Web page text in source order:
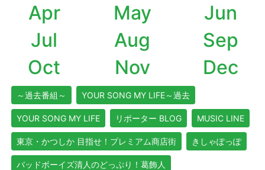
Apr
May
Jun
Jul
Aug
Sep
Oct
Nov Dec
～過去番組～ YOUR SONG MY LIFE～過去
YOUR SONG MY LIFE リポーター BLOG MUSIC LINE
東京・かつしか 目指せ！プレミアム商店街 きしゃぽっぽ
バッドボーイズ清人のどっぷり！葛飾人